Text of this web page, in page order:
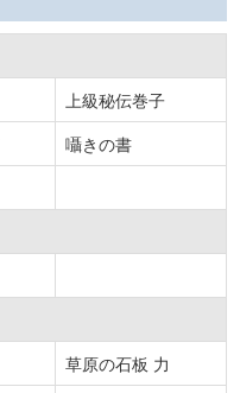
上級秘伝巻子
囁きの書
草原の石板 力